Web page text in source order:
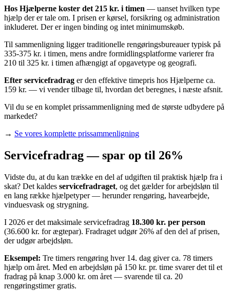
Hos Hjælperne koster det 215 kr. i timen — uanset hvilken type
hjælp der er tale om. I prisen er kørsel, forsikring og administration
inkluderet. Der er ingen binding og intet minimumskøb.
Til sammenligning ligger traditionelle rengøringsbureauer typisk på
335-375 kr. i timen, mens andre formidlingsplatforme varierer fra
210 til 325 kr. i timen afhængigt af opgavetype og geografi.
Efter servicefradrag er den effektive timepris hos Hjælperne ca.
159 kr. — vi vender tilbage til, hvordan det beregnes, i næste afsnit.
Vil du se en komplet prissammenligning med de største udbydere på
markedet?
→ Se vores komplette prissammenligning
Servicefradrag — spar op til 26%
Vidste du, at du kan trække en del af udgiften til praktisk hjælp fra i
skat? Det kaldes servicefradraget, og det gælder for arbejdsløn til
en lang række hjælpetyper — herunder rengøring, havearbejde,
vinduesvask og strygning.
I 2026 er det maksimale servicefradrag 18.300 kr. per person
(36.600 kr. for ægtepar). Fradraget udgør 26% af den del af prisen,
der udgør arbejdsløn.
Eksempel: Tre timers rengøring hver 14. dag giver ca. 78 timers
hjælp om året. Med en arbejdsløn på 150 kr. pr. time svarer det til et
fradrag på knap 3.000 kr. om året — svarende til ca. 20
rengøringstimer gratis.